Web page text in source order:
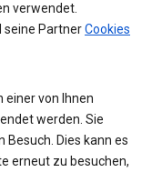
verwendet.
seine PartnerCookies
einer von Ihnen
werden. Sie
Dies kann es
erneut zu besuchen,